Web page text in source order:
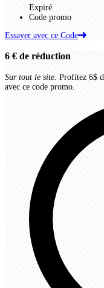
Expiré
Code promo
Essayer avec ce Code
6 € de réduction
Sur tout le site. Profitez 6$
avec ce code promo.